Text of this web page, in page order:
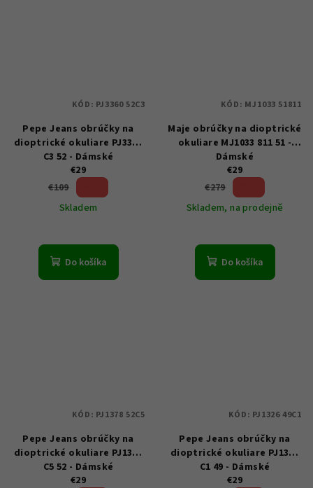
Pepe Jeans obrúčky na
dioptrické okuliare PJ3360
C3 52 - Dámské
€29
€109
Skladem
Do košíka
KÓD: PJ3360 52C3
Maje obrúčky na dioptrické
okuliare MJ1033 811 51 -
Dámské
€29
€279
Skladem, na prodejně
Do košíka
KÓD: MJ1033 51811
Pepe Jeans obrúčky na
dioptrické okuliare PJ1378
C5 52 - Dámské
€29
KÓD: PJ1378 52C5
Pepe Jeans obrúčky na
dioptrické okuliare PJ1326
C1 49 - Dámské
€29
KÓD: PJ1326 49C1